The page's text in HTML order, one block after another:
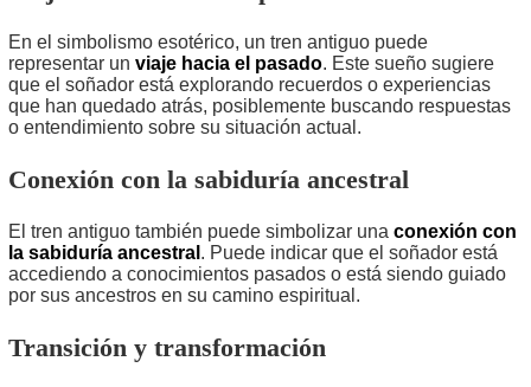
En el simbolismo esotérico, un tren antiguo puede
representar un viaje hacia el pasado. Este sueño sugiere
que el soñador está explorando recuerdos o experiencias
que han quedado atrás, posiblemente buscando respuestas
o entendimiento sobre su situación actual.
Conexión con la sabiduría ancestral
El tren antiguo también puede simbolizar una conexión con
la sabiduría ancestral . Puede indicar que el soñador está
accediendo a conocimientos pasados o está siendo guiado
por sus ancestros en su camino espiritual.
Transición y transformación